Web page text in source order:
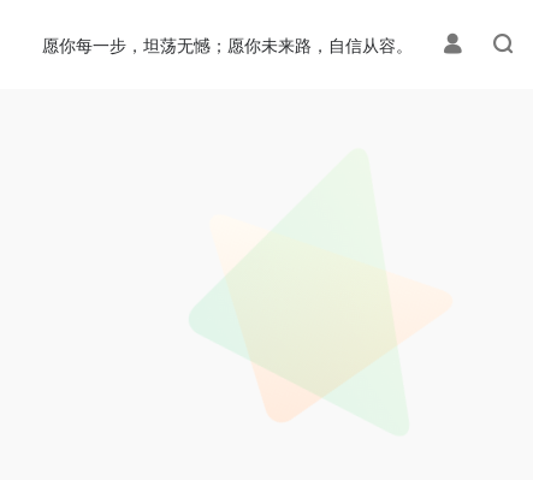
愿你每一步，坦荡无憾；愿你未来路，自信从容。